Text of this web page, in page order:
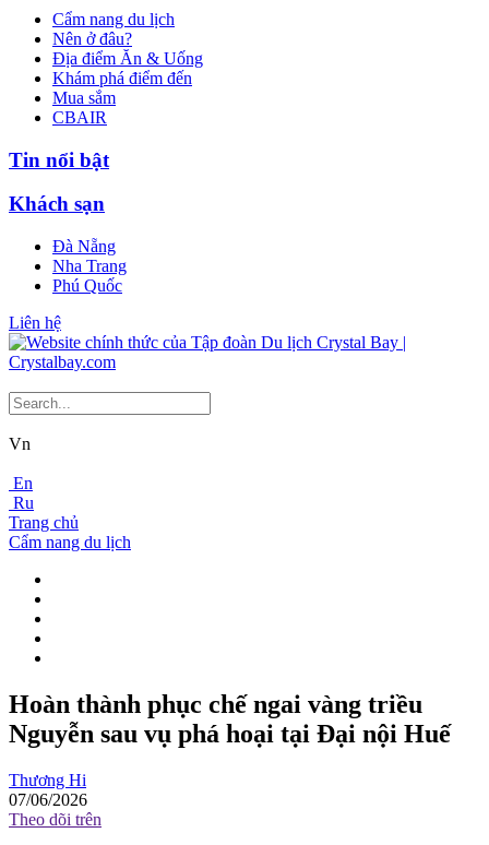
Cẩm nang du lịch
Nên ở đâu?
Địa điểm Ăn & Uống
Khám phá điểm đến
Mua sắm
CBAIR
Tin nổi bật
Khách sạn
Đà Nẵng
Nha Trang
Phú Quốc
Liên hệ
Vn
En
Ru
Trang chủ
Cẩm nang du lịch
Hoàn thành phục chế ngai vàng triều
Nguyễn sau vụ phá hoại tại Đại nội Huế
Thương Hi
07/06/2026
Theo dõi trên